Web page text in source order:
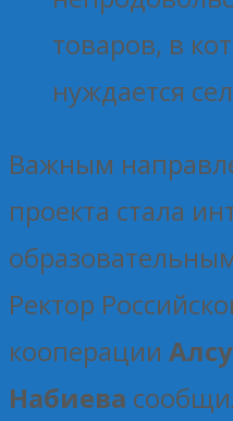
товаров, в
нуждается
Важным
проекта стала
Ректор
кооперации Алсу
Набиева